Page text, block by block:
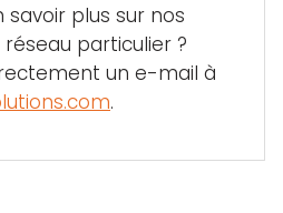
savoir plus sur nos
particulier ?
un e-mail à
.